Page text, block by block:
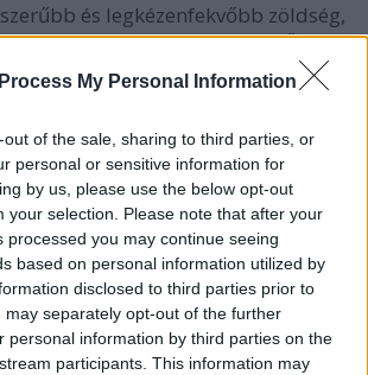
My Personal Information
out of the sale, sharing to third parties, or
personal or sensitive information for
by us, please use the below opt-out
your selection. Please note that after your
processed you may continue seeing
based on personal information utilized by
disclosed to third parties prior to
may separately opt-out of the further
personal information by third parties on the
participants. This information may
és legkézenfekvőbb zöldség,
kamrában ott van, és amiből egy
krémes levest lehet készíteni. Ha
akkor Te is próbáld ki, mert
gerezd fokhagyma 1,5-2 ek…